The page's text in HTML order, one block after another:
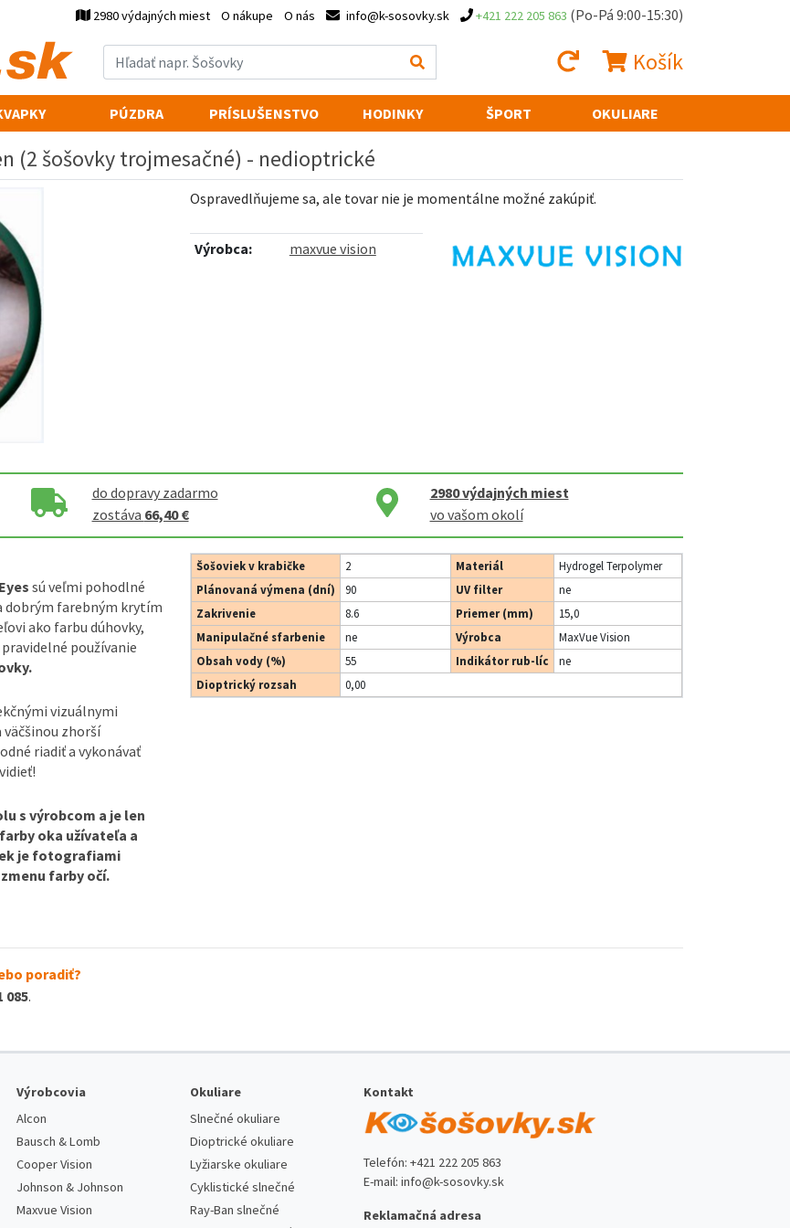
2980 výdajných miest O nákupe O nás info@k-sosovky.sk +421 222 205 863 (Po-Pá 9:00-15:30)
Košík
PÚZDRA PRÍSLUŠENSTVO HODINKY ŠPORT OKULIARE
(2 šošovky trojmesačné) - nedioptrické
Ospravedlňujeme sa, ale tovar nie je momentálne možné zakúpiť.
Výrobca: maxvue vision
do dopravy zadarmo
zostáva 66,40 €
2980výdajných miest
vo vašom okolí
sú veľmi pohodlné
dobrým farebným krytím
ako farbu dúhovky,
používanie
vizuálnymi
väčšinou zhorší
riadiť a vykonávať
s výrobcom a je len
oka užívateľa a
je fotografiami
farby očí.
Šošoviek v krabičke 2 Materiál
Hydrogel Terpolymer
Plánovaná výmena (dní)
90 UV filter
ne
Zakrivenie
8.6 Priemer (mm)
15,0
Manipulačné sfarbenie
ne Výrobca
MaxVue Vision
Obsah vody (%)
55 Indikátor rub-líc
ne
Dioptrický rozsah
0,00
poradiť?
085.
Výrobcovia
Alcon
Bausch & Lomb
Cooper Vision
Johnson & Johnson
Maxvue Vision
Okuliare
Slnečné okuliare
Dioptrické okuliare
Lyžiarske okuliare
Cyklistické slnečné
Ray-Ban slnečné
Kontakt
Telefón: +421 222 205 863
E-mail: info@k-sosovky.sk
Reklamačná adresa